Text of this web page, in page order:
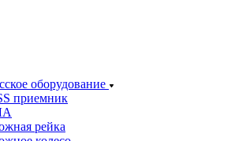
оборудование
приемник
рейка